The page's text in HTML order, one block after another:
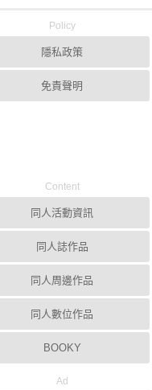
Policy
隱私政策
免責聲明
Content
同人活動資訊
同人誌作品
同人周邊作品
同人數位作品
BOOKY
Ad